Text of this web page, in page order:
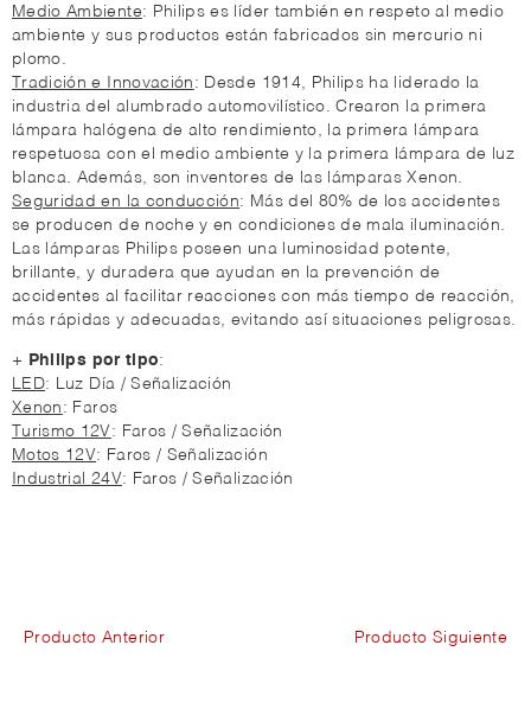
Medio Ambiente: Philips es líder también en respeto al medio
ambiente y sus productos están fabricados sin mercurio ni
plomo.
Tradición e Innovación : Desde 1914, Philips ha liderado la
industria del alumbrado automovilístico. Crearon la primera
lámpara halógena de alto rendimiento, la primera lámpara
respetuosa con el medio ambiente y la primera lámpara de luz
blanca. Además, son inventores de las lámparas Xenon.
Seguridad en la conducción: Más del 80% de los accidentes
se producen de noche y en condiciones de mala iluminación.
Las lámparas Philips poseen una luminosidad potente,
brillante, y duradera que ayudan en la prevención de
accidentes al facilitar reacciones con más tiempo de reacción,
más rápidas y adecuadas, evitando así situaciones peligrosas.
+ Philips por tipo:
LED: Luz Día / Señalización
Xenon : Faros
Turismo 12V : Faros / Señalización
Motos 12V: Faros / Señalización
Industrial 24V: Faros / Señalización
Producto Anterior Producto Siguiente